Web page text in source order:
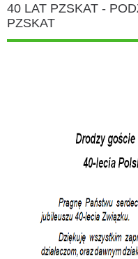
40 LAT PZSKAT -
PZSKAT